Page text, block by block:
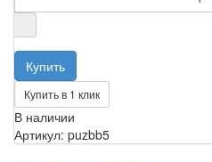
Купить в 1 клик
В наличии
Артикул: puzbb5